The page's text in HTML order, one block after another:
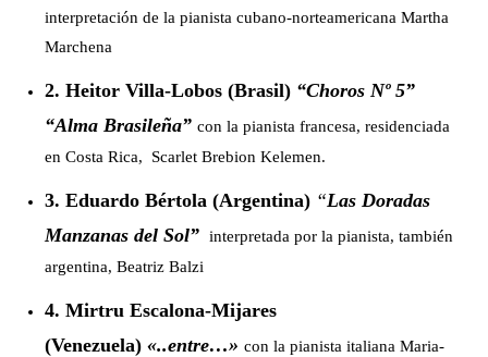
interpretación de la pianista cubano-norteamericana Martha
Marchena
2. Heitor Villa-Lobos (Brasil) “Choros Nº 5”
“Alma Brasileña” con la pianista francesa, residenciada
en Costa Rica, Scarlet Brebion Kelemen.
3. Eduardo Bértola (Argentina) “Las Doradas
Manzanas del Sol” interpretada por la pianista, también
argentina, Beatriz Balzi
4. Mirtru Escalona-Mijares
(Venezuela) «..entre…» con la pianista italiana Maria-